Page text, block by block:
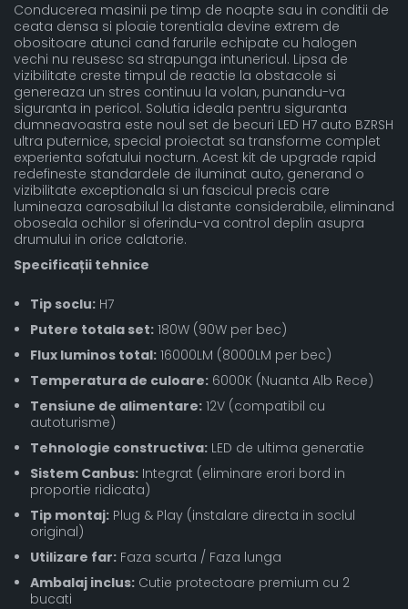
Conducerea masinii pe timp de noapte sau in conditii de
ceata densa si ploaie torentiala devine extrem de
obositoare atunci cand farurile echipate cu halogen
vechi nu reusesc sa strapunga intunericul. Lipsa de
vizibilitate creste timpul de reactie la obstacole si
genereaza un stres continuu la volan, punandu-va
siguranta in pericol. Solutia ideala pentru siguranta
dumneavoastra este noul set de becuri LED H7 auto BZRSH
ultra puternice, special proiectat sa transforme complet
experienta sofatului nocturn. Acest kit de upgrade rapid
redefineste standardele de iluminat auto, generand o
vizibilitate exceptionala si un fascicul precis care
lumineaza carosabilul la distante considerabile, eliminand
oboseala ochilor si oferindu-va control deplin asupra
drumului in orice calatorie.
Specificații tehnice
Tip soclu: H7
Putere totala set: 180W (90W per bec)
Flux luminos total: 16000LM (8000LM per bec)
Temperatura de culoare: 6000K (Nuanta Alb Rece)
Tensiune de alimentare: 12V (compatibil cu
autoturisme)
Tehnologie constructiva: LED de ultima generatie
Sistem Canbus: Integrat (eliminare erori bord in
proportie ridicata)
Tip montaj: Plug & Play (instalare directa in soclul
original)
Utilizare far: Faza scurta / Faza lunga
Ambalaj inclus: Cutie protectoare premium cu 2
bucati